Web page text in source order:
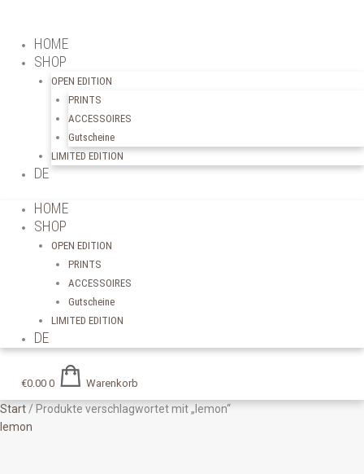
HOME
SHOP
OPEN EDITION
PRINTS
ACCESSOIRES
Gutscheine
LIMITED EDITION
DE
HOME
SHOP
OPEN EDITION
PRINTS
ACCESSOIRES
Gutscheine
LIMITED EDITION
DE
€0.00 0 Warenkorb
Start / Produkte verschlagwortet mit „lemon“
lemon